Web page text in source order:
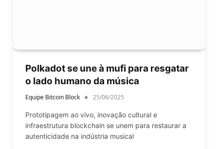
Polkadot se une à mufi para resgatar
o lado humano da música
Equipe Bitcoin Block 25/06/2025
Prototipagem ao vivo, inovação cultural e
infraestrutura blockchain se unem para restaurar a
autenticidade na indústria musical